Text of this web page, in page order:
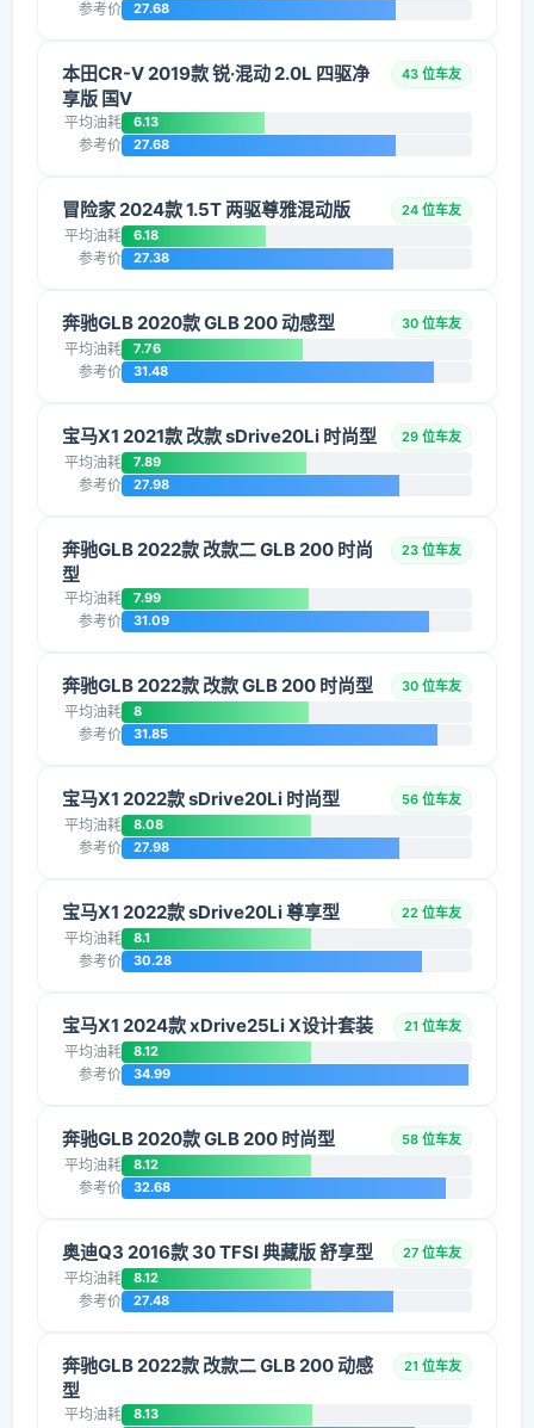
参考价 27.68
本田CR-V 2019款 锐·混动 2.0L 四驱净
享版 国V
43 位车友
平均油耗 6.13
参考价 27.68
冒险家 2024款 1.5T 两驱尊雅混动版 24 位车友
平均油耗 6.18
参考价 27.38
奔驰GLB 2020款 GLB 200 动感型 30 位车友
平均油耗 7.76
参考价 31.48
宝马X1 2021款 改款 sDrive20Li 时尚型 29 位车友
平均油耗 7.89
参考价 27.98
奔驰GLB 2022款 改款二 GLB 200 时尚
型
23 位车友
平均油耗 7.99
参考价 31.09
奔驰GLB 2022款 改款 GLB 200 时尚型 30 位车友
平均油耗 8
参考价 31.85
宝马X1 2022款 sDrive20Li 时尚型 56 位车友
平均油耗 8.08
参考价 27.98
宝马X1 2022款 sDrive20Li 尊享型 22 位车友
平均油耗 8.1
参考价 30.28
宝马X1 2024款 xDrive25Li X设计套装 21 位车友
平均油耗 8.12
参考价 34.99
奔驰GLB 2020款 GLB 200 时尚型 58 位车友
平均油耗 8.12
参考价 32.68
奥迪Q3 2016款 30 TFSI 典藏版 舒享型 27 位车友
平均油耗 8.12
参考价 27.48
奔驰GLB 2022款 改款二 GLB 200 动感
型
21 位车友
平均油耗 8.13